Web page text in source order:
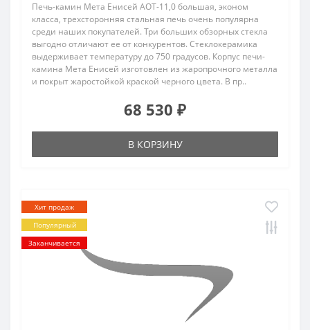
Печь-камин Мета Енисей АОТ-11,0 большая, эконом
класса, трехсторонняя стальная печь очень популярна
среди наших покупателей. Три больших обзорных стекла
выгодно отличают ее от конкурентов. Стеклокерамика
выдерживает температуру до 750 градусов. Корпус печи-
камина Мета Енисей изготовлен из жаропрочного металла
и покрыт жаростойкой краской черного цвета. В пр..
68 530 ₽
В КОРЗИНУ
Хит продаж
Популярный
Заканчивается